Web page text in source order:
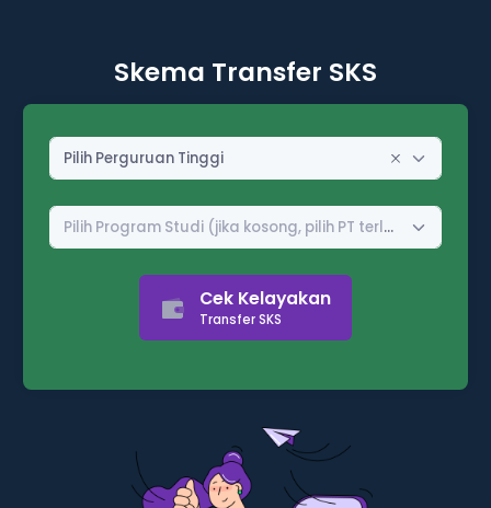
Skema Transfer SKS
Pilih Perguruan Tinggi
Pilih Program Studi (jika kosong, pilih PT terlebih dahulu)
Cek Kelayakan
Transfer SKS